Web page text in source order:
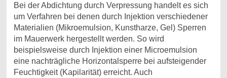
Bei der Abdichtung durch Verpressung handelt es sich
um Verfahren bei denen durch Injektion verschiedener
Materialien (Mikroemulsion, Kunstharze, Gel) Sperren
im Mauerwerk hergestellt werden. So wird
beispielsweise durch Injektion einer Microemulsion
eine nachträgliche Horizontalsperre bei aufsteigender
Feuchtigkeit (Kapilarität) erreicht. Auch